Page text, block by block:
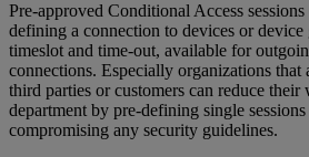
Pre-approved Conditional Access
defining a connection to devices or
timeslot and time-out, available for
connections. Especially organizations
third parties or customers can reduce
department by pre-defining single
compromising any security guidelines.